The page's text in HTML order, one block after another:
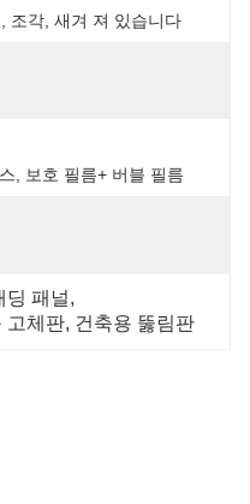
조각, 새겨 져 있습니다
, 보호 필름+ 버블 필름
딩 패널,
고체판, 건축용 뚫림판